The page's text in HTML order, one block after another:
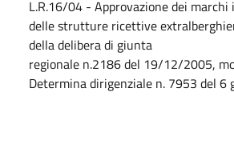
L.R.16/04 - Approvazione dei
delle strutture ricettive
della delibera di giunta
regionale n.2186 del 19/12/2005,
Determina dirigenziale n. 7953 del 6